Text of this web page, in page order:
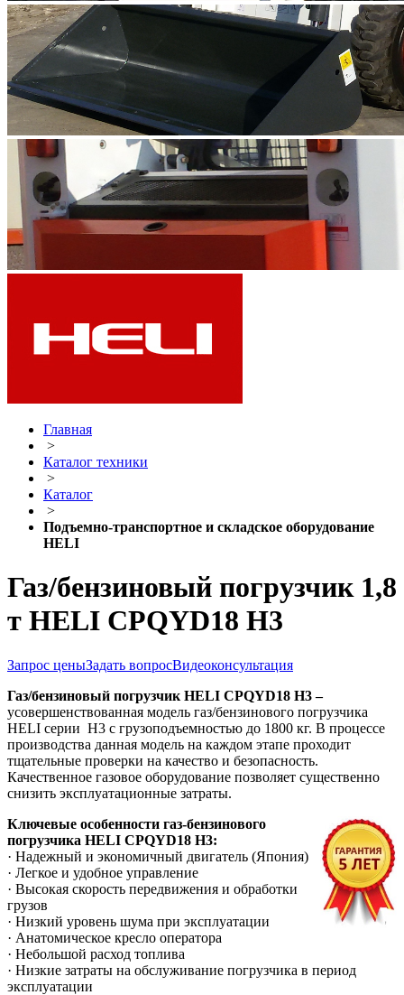
Главная
>
Каталог техники
>
Каталог
>
Подъемно-транспортное и складское оборудование
HELI
Газ/бензиновый погрузчик 1,8
т HELI CPQYD18 H3
Запрос ценыЗадать вопросВидеоконсультация
Газ/бензиновый погрузчик HELI CPQYD18 H3 –
усовершенствованная модель газ/бензинового погрузчика
HELI серии H3 с грузоподъемностью до 1800 кг. В процессе
производства данная модель на каждом этапе проходит
тщательные проверки на качество и безопасность.
Качественное газовое оборудование позволяет существенно
снизить эксплуатационные затраты.
Ключевые особенности газ-бензинового
погрузчика HELI CPQYD18 H3:
· Надежный и экономичный двигатель (Япония)
· Легкое и удобное управление
· Высокая скорость передвижения и обработки
грузов
· Низкий уровень шума при эксплуатации
· Анатомическое кресло оператора
· Небольшой расход топлива
· Низкие затраты на обслуживание погрузчика в период
эксплуатации